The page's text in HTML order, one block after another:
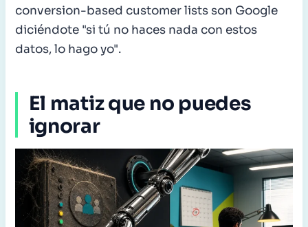
conversion-based customer lists son Google
diciéndote "si tú no haces nada con estos
datos, lo hago yo".
El matiz que no puedes
ignorar